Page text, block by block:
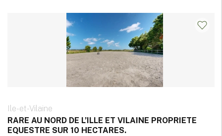
Ile-et-Vilaine
RARE AU NORD DE L’ILLE ET VILAINE PROPRIETE
EQUESTRE SUR 10 HECTARES.